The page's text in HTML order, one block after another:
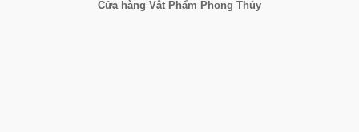
Cửa hàng Vật Phẩm Phong Thủy